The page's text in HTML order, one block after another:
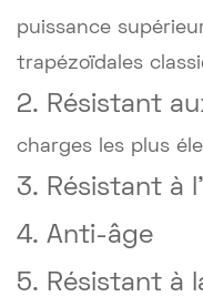
puissance
trapézoïdales
2. Résistant
charges les plus
3. Résistant à
4. Anti-âge
5. Résistant à